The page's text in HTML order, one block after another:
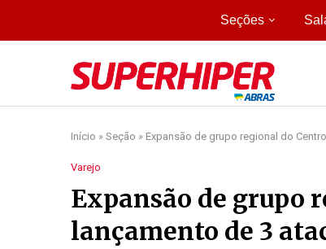
Seções
Início » Seção » Expansão de grupo regional do
Varejo
Expansão de grupo
lançamento de 3